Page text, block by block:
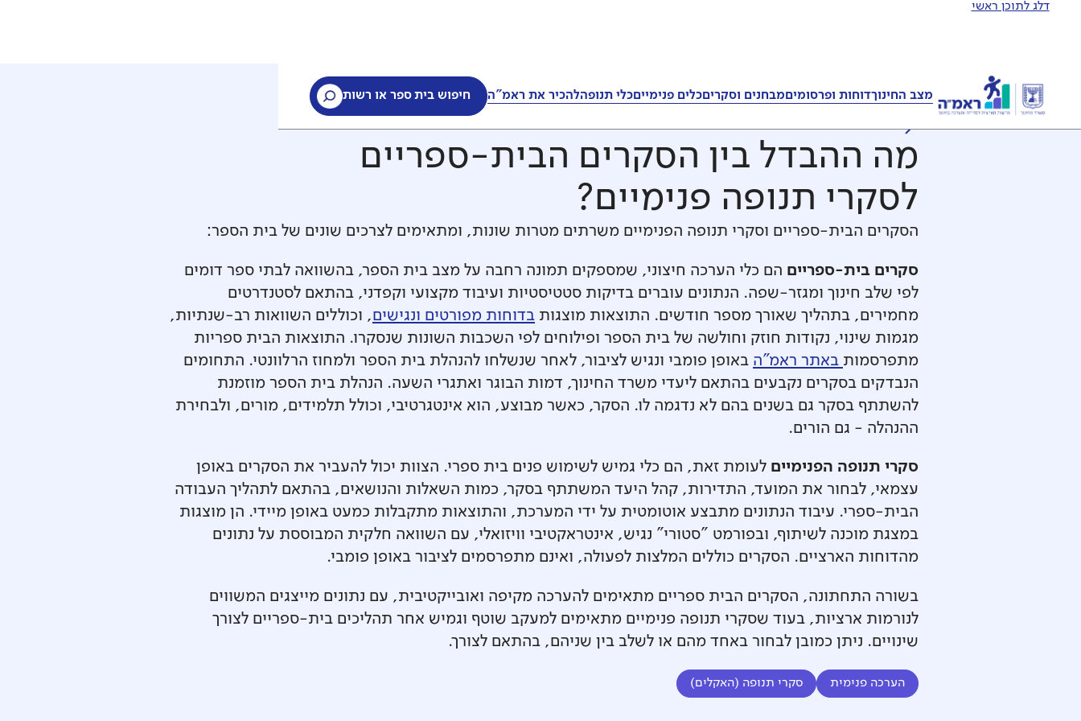
דלג לתוכן ראשי
מצב החינוךדוחות ופרסומיםמבחנים וסקריםכלים פנימייםכלי תנופהלהכיר את ראמ"ה חיפוש בית ספר או רשות
מה ההבדל בין הסקרים הבית-ספריים
לסקרי תנופה פנימיים?
הסקרים הבית-ספריים וסקרי תנופה הפנימיים משרתים מטרות שונות, ומתאימים לצרכים שונים של בית הספר:
סקרים בית-ספריים הם כלי הערכה חיצוני, שמספקים תמונה רחבה על מצב בית הספר, בהשוואה לבתי ספר דומים
לפי שלב חינוך ומגזר-שפה. הנתונים עוברים בדיקות סטטיסטיות ועיבוד מקצועי וקפדני, בהתאם לסטנדרטים
מחמירים, בתהליך שאורך מספר חודשים. התוצאות מוצגות בדוחות מפורטים ונגישים, וכוללים השוואות רב-שנתיות,
מגמות שינוי, נקודות חוזק וחולשה של בית הספר ופילוחים לפי השכבות השונות שנסקרו. התוצאות הבית ספריות
מתפרסמות באתר ראמ"ה באופן פומבי ונגיש לציבור, לאחר שנשלחו להנהלת בית הספר ולמחוז הרלוונטי. התחומים
הנבדקים בסקרים נקבעים בהתאם ליעדי משרד החינוך, דמות הבוגר ואתגרי השעה. הנהלת בית הספר מוזמנת
להשתתף בסקר גם בשנים בהם לא נדגמה לו. הסקר, כאשר מבוצע, הוא אינטגרטיבי, וכולל תלמידים, מורים, ולבחירת
ההנהלה - גם הורים.
סקרי תנופה הפנימיים לעומת זאת, הם כלי גמיש לשימוש פנים בית ספרי. הצוות יכול להעביר את הסקרים באופן
עצמאי, לבחור את המועד, התדירות, קהל היעד המשתתף בסקר, כמות השאלות והנושאים, בהתאם לתהליך העבודה
הבית-ספרי. עיבוד הנתונים מתבצע אוטומטית על ידי המערכת, והתוצאות מתקבלות כמעט באופן מיידי. הן מוצגות
במצגת מוכנה לשיתוף, ובפורמט "סטורי" נגיש, אינטראקטיבי וויזואלי, עם השוואה חלקית המבוססת על נתונים
מהדוחות הארציים. הסקרים כוללים המלצות לפעולה, ואינם מתפרסמים לציבור באופן פומבי.
בשורה התחתונה, הסקרים הבית ספריים מתאימים להערכה מקיפה ואובייקטיבית, עם נתונים מייצגים המשווים
לנורמות ארציות, בעוד שסקרי תנופה פנימיים מתאימים למעקב שוטף וגמיש אחר תהליכים בית-ספריים לצורך
שינויים. ניתן כמובן לבחור באחד מהם או לשלב בין שניהם, בהתאם לצורך.
הערכה פנימית סקרי תנופה (האקלים)